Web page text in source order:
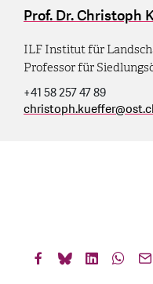
Prof. Dr. Christoph
ILF Institut für
Professor für
+41 58 257 47 89
christoph.kueffer@